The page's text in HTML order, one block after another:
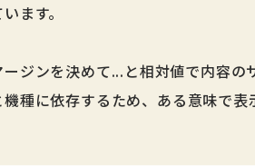
ます。
ジンを決めて...と相対値で内容の
種に依存するため、ある意味で